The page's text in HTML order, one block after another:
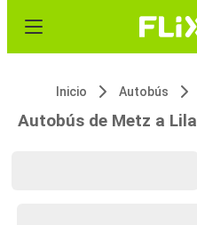
Inicio Autobús
Autobús de Metz a Lila